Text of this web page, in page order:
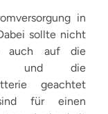
in
sollte nicht
auch auf die
und die
geachtet
für einen